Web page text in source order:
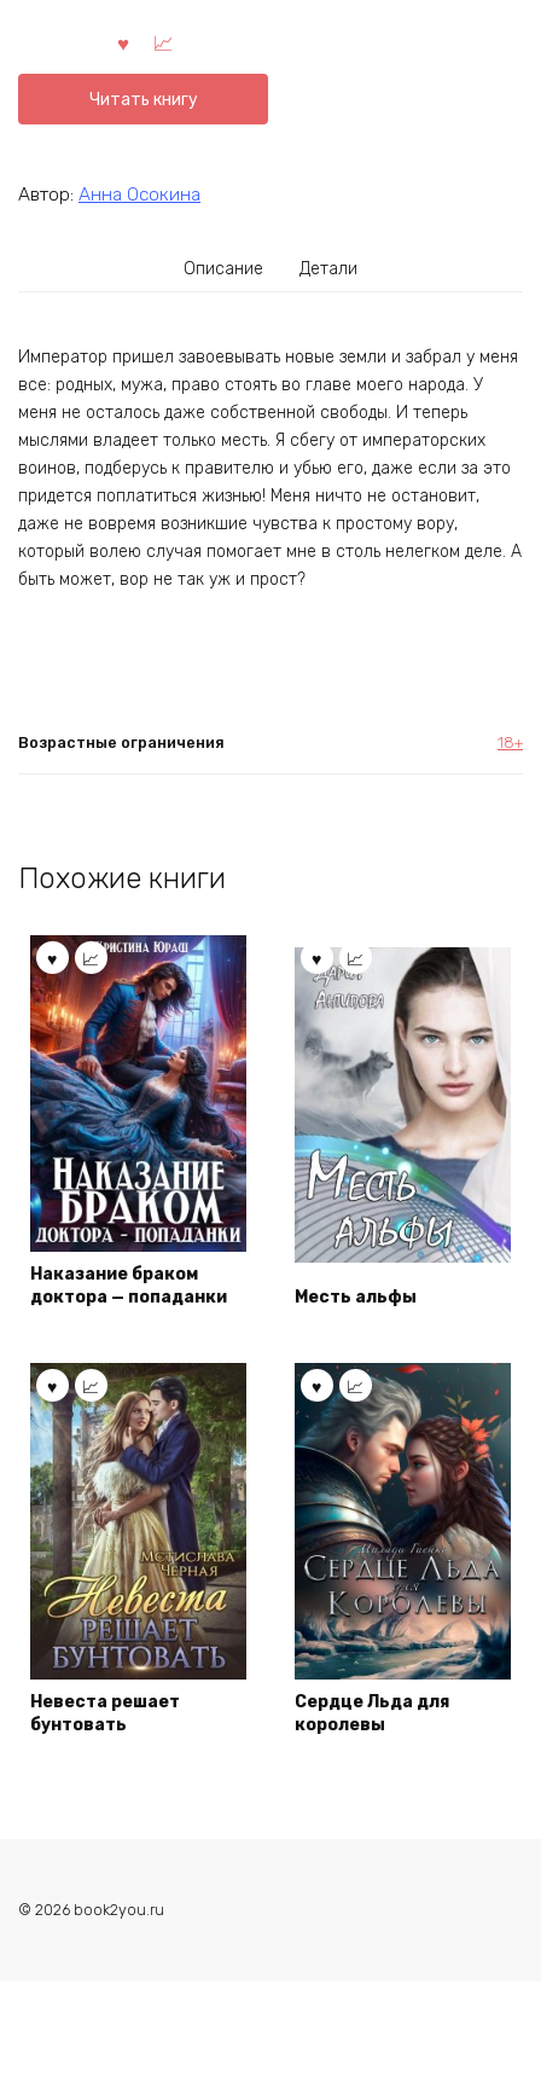
Читать книгу
Автор: Анна Осокина
Описание Детали
Император пришел завоевывать новые земли и забрал у меня
все: родных, мужа, право стоять во главе моего народа. У
меня не осталось даже собственной свободы. И теперь
мыслями владеет только месть. Я сбегу от императорских
воинов, подберусь к правителю и убью его, даже если за это
придется поплатиться жизнью! Меня ничто не остановит,
даже не вовремя возникшие чувства к простому вору,
который волею случая помогает мне в столь нелегком деле. А
быть может, вор не так уж и прост?
Возрастные ограничения 18+
Похожие книги
Наказание браком
доктора — попаданки
Месть альфы
Невеста решает
бунтовать
Сердце Льда для
королевы
© 2026 book2you.ru